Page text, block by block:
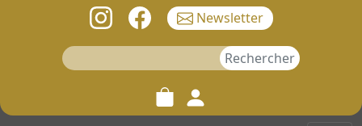
Newsletter
Rechercher :